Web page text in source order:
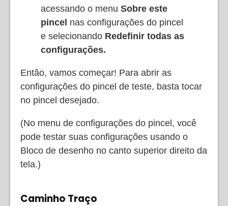
acessando o menu Sobre este
pincel nas configurações do pincel
e selecionando Redefinir todas as
configurações.
Então, vamos começar! Para abrir as
configurações do pincel de teste, basta tocar
no pincel desejado.
(No menu de configurações do pincel, você
pode testar suas configurações usando o
Bloco de desenho no canto superior direito da
tela.)
Caminho Traço